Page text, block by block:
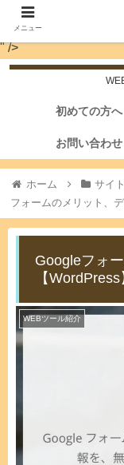
" />
初めての方へ
お問い合わせ
ホーム サイ
フォームのメリット、
Googleフォ
【WordPress
WEBツール紹介
メニュー